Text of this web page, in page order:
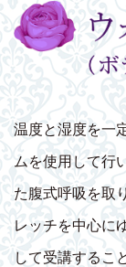
温度と湿度を一
ムを使用して行
た腹式呼吸を取
レッチを中心に
して受講するこ